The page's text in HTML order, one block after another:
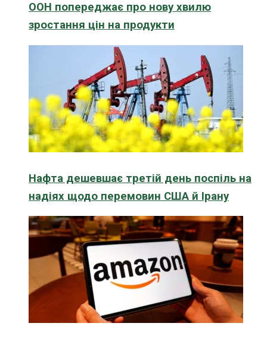
ООН попереджає про нову хвилю
зростання цін на продукти
Нафта дешевшає третій день поспіль на
надіях щодо перемовин США й Ірану